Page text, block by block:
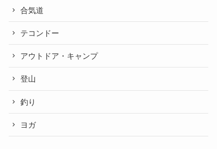
合気道
テコンドー
アウトドア・キャンプ
登山
釣り
ヨガ